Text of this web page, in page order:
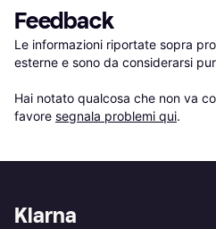
Feedback
Le informazioni riportate sopra
esterne e sono da considerarsi
Hai notato qualcosa che non va
favore segnala problemi qui.
Klarna